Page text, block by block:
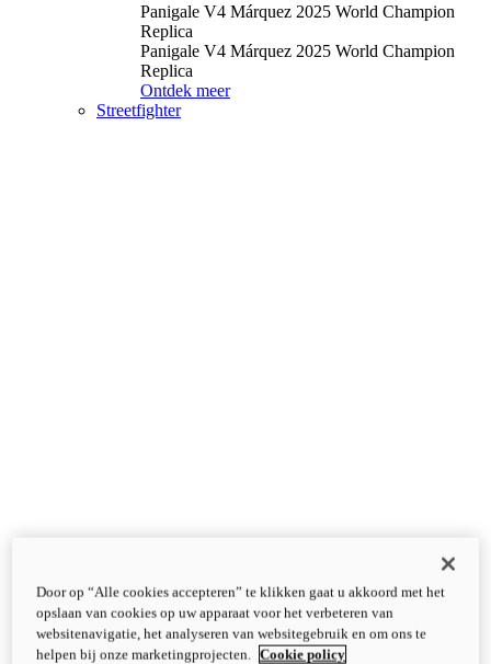
Panigale V4 Márquez 2025 World Champion
Replica
Panigale V4 Márquez 2025 World Champion
Replica
Ontdek meer
Streetfighter
Door op “Alle cookies accepteren” te klikken gaat u akkoord met het
opslaan van cookies op uw apparaat voor het verbeteren van
websitenavigatie, het analyseren van websitegebruik en om ons te
helpen bij onze marketingprojecten.
Cookie policy